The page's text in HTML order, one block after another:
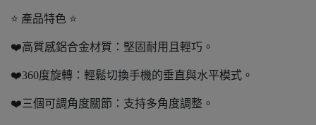
⭐ 產品特色 ⭐
❤️高質感鋁合金材質：堅固耐用且輕巧。
❤️360度旋轉：輕鬆切換手機的垂直與水平模式。
❤️三個可調角度關節：支持多角度調整。